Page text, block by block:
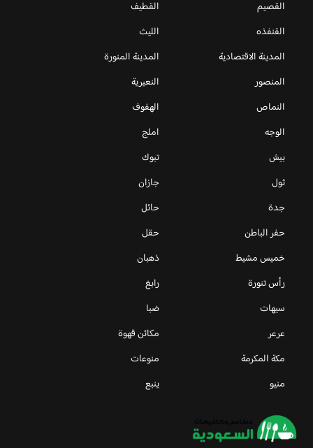
القصيم
القطيف
القنفذه
الليث
المدينة الاقتصادية
المدينة المنورة
المنصور
النعيرية
النماص
الهفوف
الوجه
املج
بيش
تبوك
ثول
جازان
جدة
حائل
حفر الباطن
حقل
خميس مشيط
ذهبان
رأس تنورة
رابغ
سيهات
ضبا
عرعر
مكائن قهوة
مكة المكرمة
منوعات
منيو
ينبع